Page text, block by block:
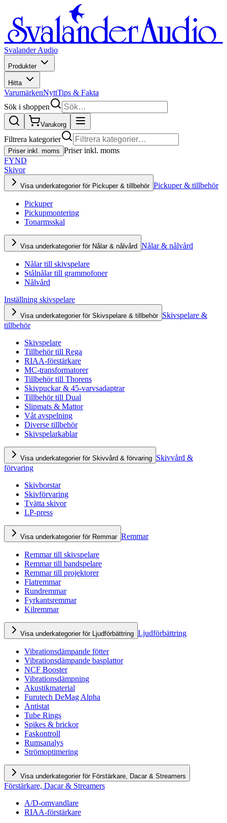
Svalander Audio
Produkter
Hitta
VarumärkenNyttTips & Fakta
Sök i shoppen
Varukorg
Filtrera kategorier
Priser inkl. moms Priser inkl. moms
FYND
Skivor
Visa underkategorier för Pickuper & tillbehör Pickuper & tillbehör
Pickuper
Pickupmontering
Tonarmsskal
Visa underkategorier för Nålar & nålvård Nålar & nålvård
Nålar till skivspelare
Stålnålar till grammofoner
Nålvård
Inställning skivspelare
Visa underkategorier för Skivspelare & tillbehör Skivspelare &
tillbehör
Skivspelare
Tillbehör till Rega
RIAA-förstärkare
MC-transformatorer
Tillbehör till Thorens
Skivpuckar & 45-varvsadaptrar
Tillbehör till Dual
Slipmats & Mattor
Våt avspelning
Diverse tillbehör
Skivspelarkablar
Visa underkategorier för Skivvård & förvaring Skivvård &
förvaring
Skivborstar
Skivförvaring
Tvätta skivor
LP-press
Visa underkategorier för Remmar Remmar
Remmar till skivspelare
Remmar till bandspelare
Remmar till projektorer
Flatremmar
Rundremmar
Fyrkantsremmar
Kilremmar
Visa underkategorier för Ljudförbättring Ljudförbättring
Vibrationsdämpande fötter
Vibrationsdämpande basplattor
NCF Booster
Vibrationsdämpning
Akustikmaterial
Furutech DeMag Alpha
Antistat
Tube Rings
Spikes & brickor
Faskontroll
Rumsanalys
Strömoptimering
Visa underkategorier för Förstärkare, Dacar & Streamers
Förstärkare, Dacar & Streamers
A/D-omvandlare
RIAA-förstärkare